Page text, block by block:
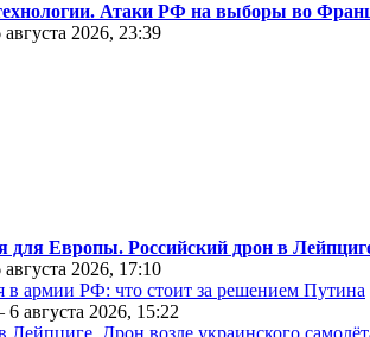
Атаки РФ на выборы во
2026, 23:39
для Европы. Российский дрон в
2026, 17:10
в армии РФ: что стоит за решением Путина
августа 2026, 15:22